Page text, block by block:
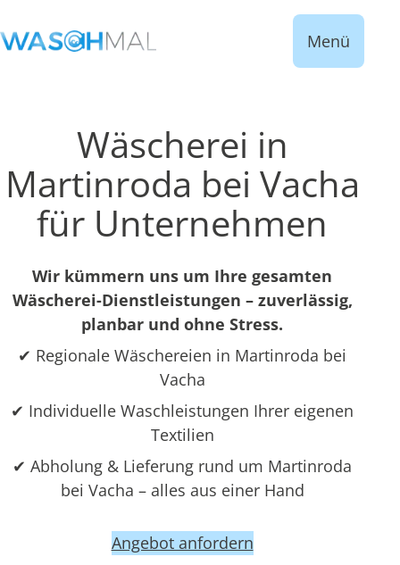
Menü
Wäscherei in
Martinroda bei Vacha
für Unternehmen
Wir kümmern uns um Ihre gesamten
Wäscherei-Dienstleistungen – zuverlässig,
planbar und ohne Stress.
✔ Regionale Wäschereien in Martinroda bei
Vacha
✔ Individuelle Waschleistungen Ihrer eigenen
Textilien
✔ Abholung & Lieferung rund um Martinroda
bei Vacha – alles aus einer Hand
Angebot anfordern